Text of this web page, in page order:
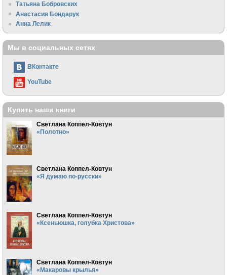
Татьяна Бобровских
Анастасия Бондарук
Анна Лелик
Мы в социальных сетях
ВКонтакте
YouTube
Купить наши книги
Светлана Коппел-Ковтун
«Полотно»
Светлана Коппел-Ковтун
«Я думаю по-русски»
Светлана Коппел-Ковтун
«Ксеньюшка, голубка Христова»
Светлана Коппел-Ковтун
«Макаровы крылья»